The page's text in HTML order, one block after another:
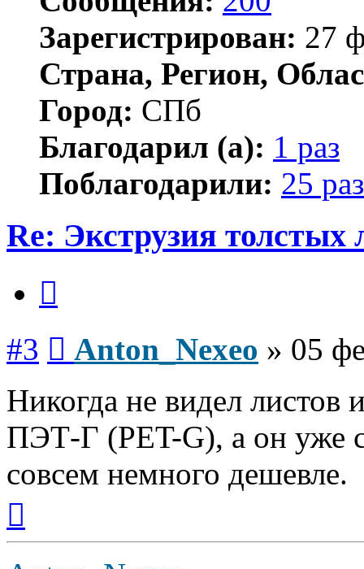
Зарегистрирован: 27
Страна, Регион,
Город: СПб
Благодарил (а): 1 раз
Поблагодарили: 25 раз
Re: Экструзия
#3 Anton_Nexeo » 05
Никогда не видел листов
ПЭТ-Г (PET-G), а он уже
совсем немного дешевле.
началу